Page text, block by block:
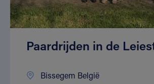
Paardrijden in de
Bissegem België